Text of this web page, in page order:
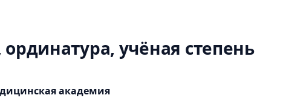
учёная степень
академия